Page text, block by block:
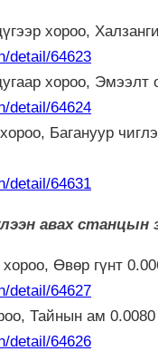
хороо,
detail/64623
хороо, Эмээлт
detail/64624
Багануур
detail/64631
авах станцын
Өвөр гүнт
detail/64627
Тайнын ам 0.0080
detail/64626